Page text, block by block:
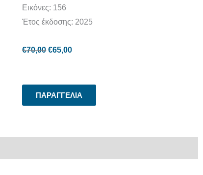
Εικόνες: 156
Έτος έκδοσης: 2025
€70,00 €65,00
ΠΑΡΑΓΓΕΛΙΑ